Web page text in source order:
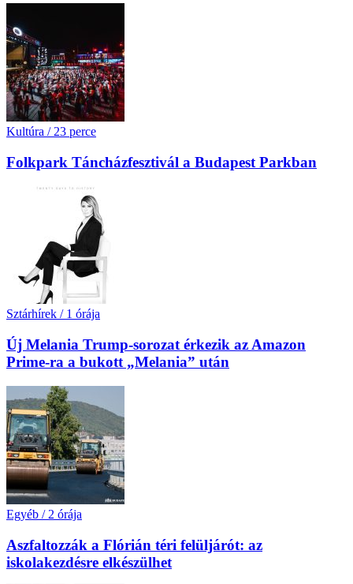
Kultúra / 23 perce
Folkpark Táncházfesztivál a Budapest Parkban
Sztárhírek / 1 órája
Új Melania Trump-sorozat érkezik az Amazon
Prime-ra a bukott „Melania” után
Egyéb / 2 órája
Aszfaltozzák a Flórián téri felüljárót: az
iskolakezdésre elkészülhet